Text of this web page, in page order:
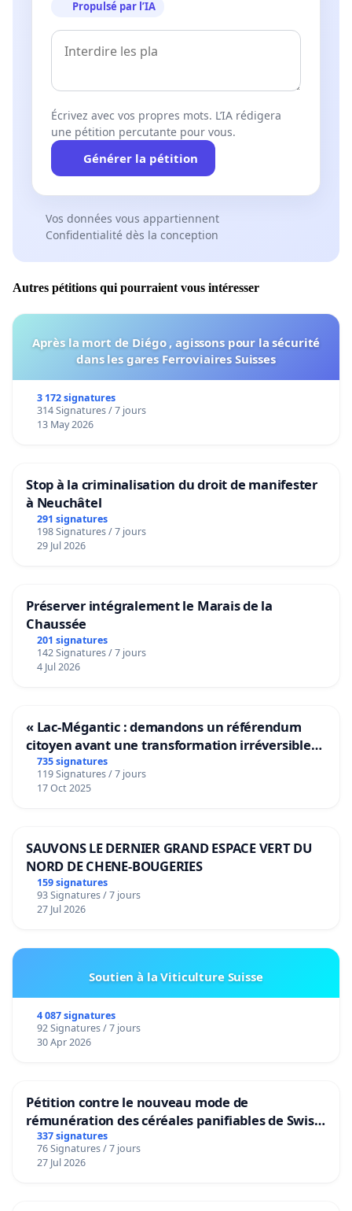
Propulsé par l’IA
Écrivez avec vos propres mots. L’IA rédigera
une pétition percutante pour vous.
Générer la pétition
Vos données vous appartiennent
Confidentialité dès la conception
Autres pétitions qui pourraient vous intéresser
Après la mort de Diégo , agissons pour la sécurité
dans les gares Ferroviaires Suisses
3 172 signatures
314 Signatures / 7 jours
13 May 2026
Stop à la criminalisation du droit de manifester
à Neuchâtel
291 signatures
198 Signatures / 7 jours
29 Jul 2026
Préserver intégralement le Marais de la
Chaussée
201 signatures
142 Signatures / 7 jours
4 Jul 2026
« Lac-Mégantic : demandons un référendum
citoyen avant une transformation irréversible
de notre territoire »
735 signatures
119 Signatures / 7 jours
17 Oct 2025
SAUVONS LE DERNIER GRAND ESPACE VERT DU
NORD DE CHENE-BOUGERIES
159 signatures
93 Signatures / 7 jours
27 Jul 2026
Soutien à la Viticulture Suisse
4 087 signatures
92 Signatures / 7 jours
30 Apr 2026
Pétition contre le nouveau mode de
rémunération des céréales panifiables de Swiss
granum basé sur la teneur en protéines
337 signatures
76 Signatures / 7 jours
27 Jul 2026